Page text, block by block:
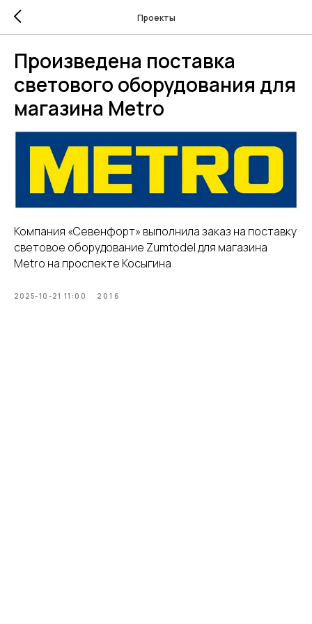
Проекты
Произведена поставка
светового оборудования для
магазина Metro
Компания «Севенфорт» выполнила заказ на поставку
световое оборудование Zumtodel для магазина
Metro на проспекте Косыгина
2025-10-21 11:00 2016